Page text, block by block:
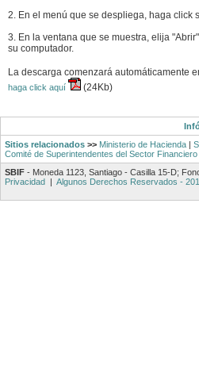
2. En el menú que se despliega, haga click
3. En la ventana que se muestra, elija
su computador.
La descarga comenzará automáticamente
haga click aquí (24Kb)
Sitios relacionados >> Ministerio de Hacienda |
Comité de Superintendentes del Sector Financiero
SBIF - Moneda 1123, Santiago - Casilla 15-D;
Privacidad | Algunos Derechos Reservados -